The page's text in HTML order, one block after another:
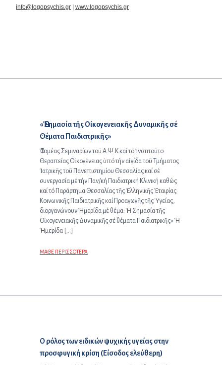
info@logopsychis.gr | www.logopsychis.gr
Προηγούμενο άρθρο:
«Ἡ Σημασία τῆς Οἰκογενειακῆς Δυναμικῆς σέ
Θέματα Παιδιατρικῆς»
Ὁ Τομέας Σεμιναρίων τοῦ Α.Ψ.Κ καί τό Ἰνστιτοῦτο
Θεραπείας Οἰκογένειας ὑπό τήν αἰγίδα τοῦ Τμήματος
Ἰατρικῆς τοῦ Πανεπιστημίου Θεσσαλίας καί σέ
συνεργασία μέ τήν Παν/κή Παιδιατρική Κλινική καθώς
καί τό Παράρτημα Θεσσαλίας τῆς Ἑλληνικῆς Ἑταιρίας
Κοινωνικῆς Παιδιατρικῆς καί Προαγωγῆς τῆς Ὑγείας,
διοργανώνουν Ἡμερίδα μέ θέμα: Ἡ Σημασία τῆς
Οἰκογενειακῆς Δυναμικῆς σέ θέματα Παιδιατρικῆς» Ἡ
Ἡμερίδα […]
ΜΑΘΕ ΠΕΡΙΣΣΟΤΕΡΑ
Επόμενο άρθρο:
Ο ρόλος των ειδικών ψυχικής υγείας στην
προσφυγική κρίση (Είσοδος ελεύθερη)